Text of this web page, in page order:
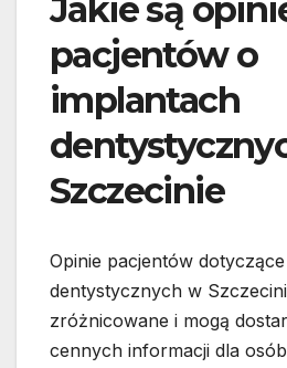
Jakie są
pacjentów o
implantach
Szczecinie
Opinie pacjentów
dentystycznych w
zróżnicowane i mogą
cennych informacji dla